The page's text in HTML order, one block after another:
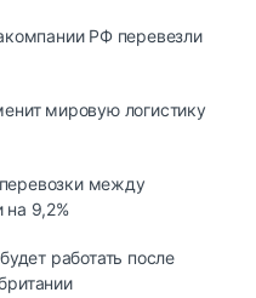
РФ перевезли
мировую логистику
между
на 9,2%
работать после